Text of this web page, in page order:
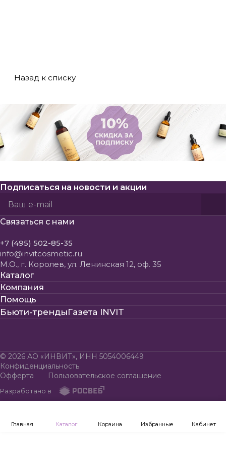
Назад к списку
Подписаться на новости и акции
Политикой конфиденциальности
Связаться с нами
+7 (495) 502-85-35
info@invitcosmetic.ru
М.О., г. Королев, ул. Ленинская 12, оф. 35
Каталог
Компания
Помощь
Бьюти-трендыГазета INVIT
© 2026 АО «ИНВИТ», ИНН 5054006449
Конфиденциальность
Офферта
Пользовательское соглашение
Разработано в
Главная Каталог Корзина Избранные Кабинет